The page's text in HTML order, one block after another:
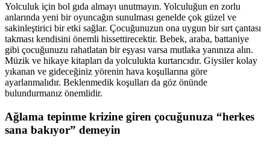
Yolculuk için bol gıda almayı unutmayın. Yolculuğun en zorlu
anlarında yeni bir oyuncağın sunulması genelde çok güzel ve
sakinleştirici bir etki sağlar. Çocuğunuzun ona uygun bir sırt çantası
takması kendisini önemli hissettirecektir. Bebek, araba, battaniye
gibi çocuğunuzu rahatlatan bir eşyası varsa mutlaka yanınıza alın.
Müzik ve hikaye kitapları da yolculukta kurtarıcıdır. Giysiler kolay
yıkanan ve gideceğiniz yörenin hava koşullarına göre
ayarlanmalıdır. Beklenmedik koşulları da göz önünde
bulundurmanız önemlidir.
Ağlama tepinme krizine giren çocuğunuza “herkes
sana bakıyor” demeyin